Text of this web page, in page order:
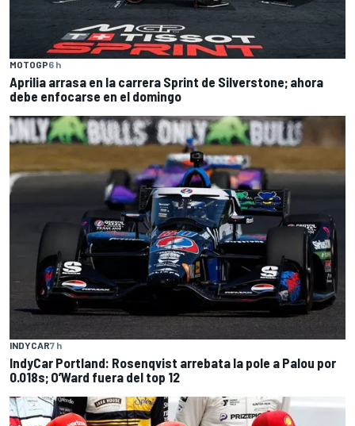
MOTOGP6 h
Aprilia arrasa en la carrera Sprint de Silverstone; ahora
debe enfocarse en el domingo
INDYCAR7 h
IndyCar Portland: Rosenqvist arrebata la pole a Palou por
0.018s; O’Ward fuera del top 12